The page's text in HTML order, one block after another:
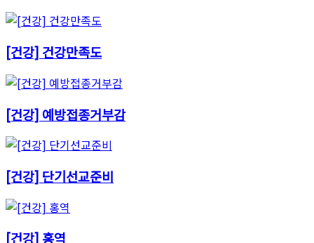
[건강] 건강만족도
[건강] 예방접종거부감
[건강] 단기선교준비
[건강] 홍역